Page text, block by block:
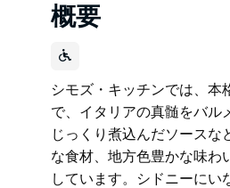
概要
シモズ・キッチンでは、本
で、イタリアの真髄をバル
じっくり煮込んだソース
な食材、地方色豊かな味わ
しています。シドニーにい